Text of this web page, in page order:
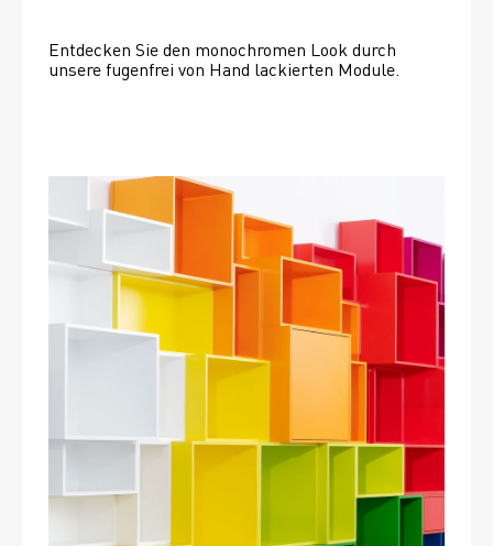
Entdecken Sie den monochromen Look durch
unsere fugenfrei von Hand lackierten Module.